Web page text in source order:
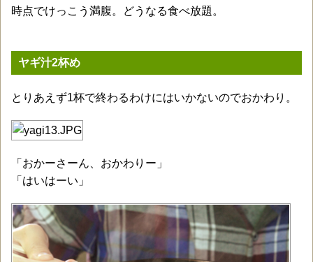
時点でけっこう満腹。どうなる食べ放題。
ヤギ汁2杯め
とりあえず1杯で終わるわけにはいかないのでおかわり。
「おかーさーん、おかわりー」
「はいはーい」